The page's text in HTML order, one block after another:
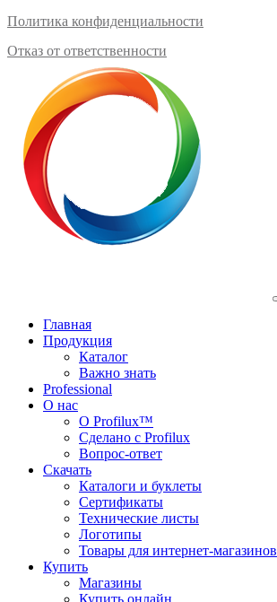
Политика конфиденциальности
Отказ от ответственности
Главная
Продукция
Каталог
Важно знать
Professional
О нас
О Profilux™
Сделано с Profilux
Вопрос-ответ
Скачать
Каталоги и буклеты
Сертификаты
Технические листы
Логотипы
Товары для интернет-магазинов
Купить
Магазины
Купить онлайн